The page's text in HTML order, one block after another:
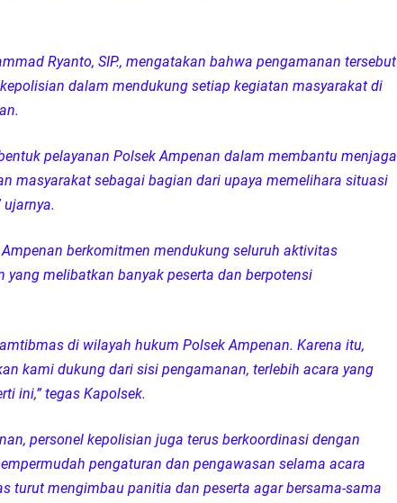
Kawal Prosesi Ngaben di Cilinaya
Apresiasi Relawan Evakuasi Wisatawan Berikan HT
RI ke-81, Polsek Mataram Bagikan Bendera Merah Putih
Mataram Petakan Titik Black Spot, Antisipasi Kecelakaan
Gelar Kegiatan Polmas di Kelurahan Taman Sari Ampenan
Juara III Bulutangkis Kapolri Cup 2026
Wakapolda NTB Gelar Program Polmas di Kelurahan Taman Sari
ke-81 RI, Polsek Mataram Ajak Warga Kibarkan Merah Putih
ke_81 _Kunker Kapolri Polda NTB Gelar Apel Siaga Kamtibmas Serentak
Ryanto, SIP., mengatakan bahwa pengamanan tersebut
dalam mendukung setiap kegiatan masyarakat di
pelayanan Polsek Ampenan dalam membantu menjaga
masyarakat sebagai bagian dari upaya memelihara situasi
berkomitmen mendukung seluruh aktivitas
yang melibatkan banyak peserta dan berpotensi
di wilayah hukum Polsek Ampenan. Karena itu,
kami dukung dari sisi pengamanan, terlebih acara yang
ini,” tegas Kapolsek.
personel kepolisian juga terus berkoordinasi dengan
pengaturan dan pengawasan selama acara
turut mengimbau panitia dan peserta agar bersama-sama